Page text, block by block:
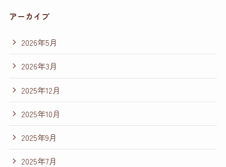
アーカイブ
2026年5月
2026年3月
2025年12月
2025年10月
2025年9月
2025年7月